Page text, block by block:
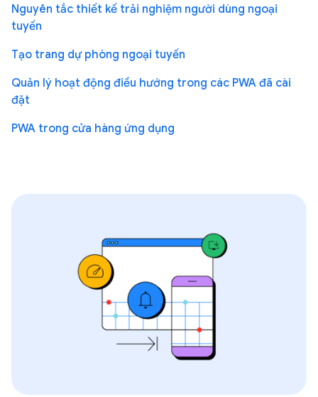
Nguyên tắc thiết kế trải nghiệm người dùng ngoại
tuyến
Tạo trang dự phòng ngoại tuyến
Quản lý hoạt động điều hướng trong các PWA đã cài
đặt
PWA trong cửa hàng ứng dụng